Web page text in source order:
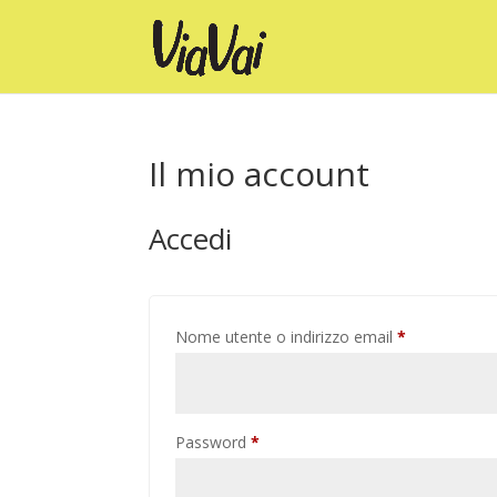
Il mio account
Accedi
Nome utente o indirizzo email*
Password*